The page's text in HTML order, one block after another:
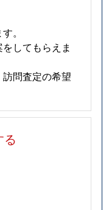
。
してもらえま
問査定の希望
る